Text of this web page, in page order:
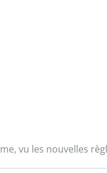
vu les nouvelles